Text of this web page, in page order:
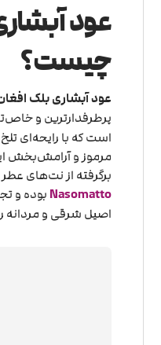
عود
چیست؟
عود آبشاری بلک
پرطرفدارترین و
است که با رایحه‌ای
مرموز و آرامش‌بخش
برگرفته از نت‌های
Nasomatto بوده و
اصیل شرقی و مردانه